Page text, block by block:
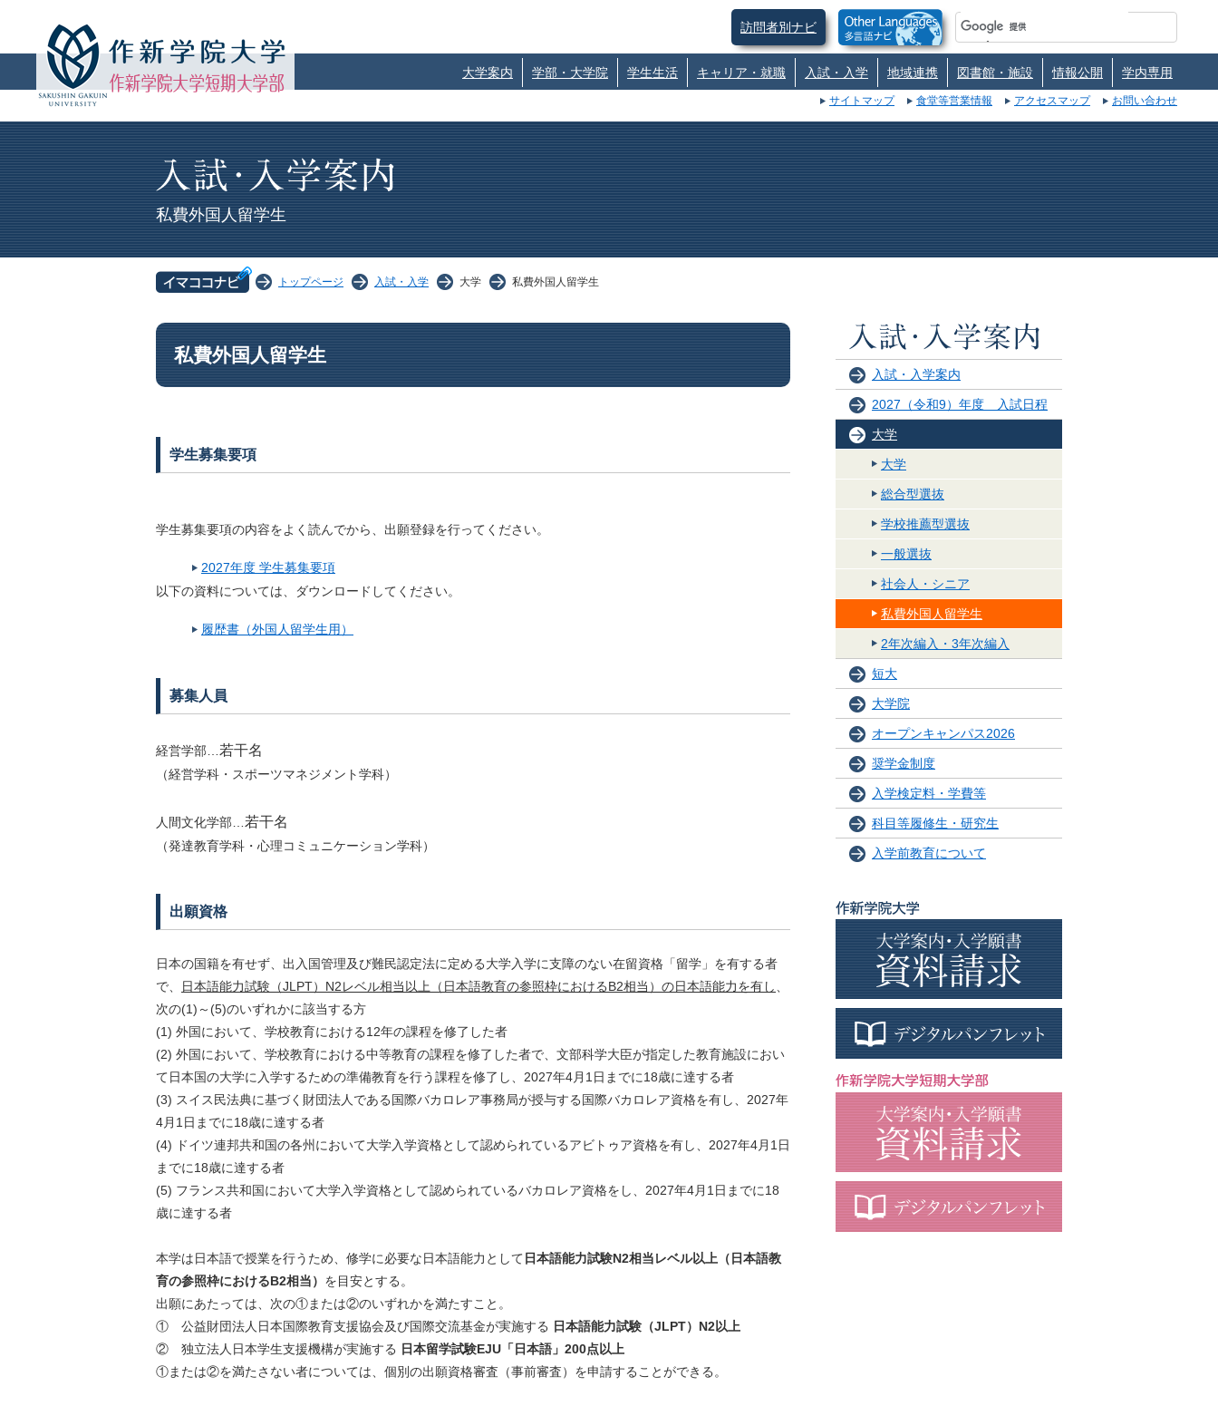
訪問者別ナビ
大学案内 学部・大学院 学生生活 キャリア・就職 入試・入学 地域連携 図書館・施設 情報公開 学内専用
サイトマップ 食堂等営業情報 アクセスマップ お問い合わせ
私費外国人留学生
トップページ 入試・入学 大学 私費外国人留学生
私費外国人留学生
学生募集要項
学生募集要項の内容をよく読んでから、出願登録を行ってください。
2027年度 学生募集要項
以下の資料については、ダウンロードしてください。
履歴書（外国人留学生用）
募集人員
経営学部…若干名
（経営学科・スポーツマネジメント学科）
人間文化学部…若干名
（発達教育学科・心理コミュニケーション学科）
出願資格
日本の国籍を有せず、出入国管理及び難民認定法に定める大学入学に支障のない在留資格「留学」を有する者
で、
日本語能力試験（JLPT）N2レベル相当以上（日本語教育の参照枠におけるB2相当）の日本語能力を有し、
次の(1)～(5)のいずれかに該当する方
(1) 外国において、学校教育における12年の課程を修了した者
(2) 外国において、学校教育における中等教育の課程を修了した者で、文部科学大臣が指定した教育施設におい
て日本国の大学に入学するための準備教育を行う課程を修了し、2027年4月1日までに18歳に達する者
(3) スイス民法典に基づく財団法人である国際バカロレア事務局が授与する国際バカロレア資格を有し、2027年
4月1日までに18歳に達する者
(4) ドイツ連邦共和国の各州において大学入学資格として認められているアビトゥア資格を有し、2027年4月1日
までに18歳に達する者
(5) フランス共和国において大学入学資格として認められているバカロレア資格をし、2027年4月1日までに18
歳に達する者
本学は日本語で授業を行うため、修学に必要な日本語能力として 日本語能力試験N2相当レベル以上（日本語教
育の参照枠におけるB2相当） を目安とする。
出願にあたっては、次の①または②のいずれかを満たすこと。
① 公益財団法人日本国際教育支援協会及び国際交流基金が実施する 日本語能力試験（JLPT）N2以上
② 独立法人日本学生支援機構が実施する 日本留学試験EJU「日本語」200点以上
①または②を満たさない者については、個別の出願資格審査（事前審査）を申請することができる。
入試・入学案内
2027（令和9）年度 入試日程
大学
大学
総合型選抜
学校推薦型選抜
一般選抜
社会人・シニア
私費外国人留学生
2年次編入・3年次編入
短大
大学院
オープンキャンパス2026
奨学金制度
入学検定料・学費等
科目等履修生・研究生
入学前教育について